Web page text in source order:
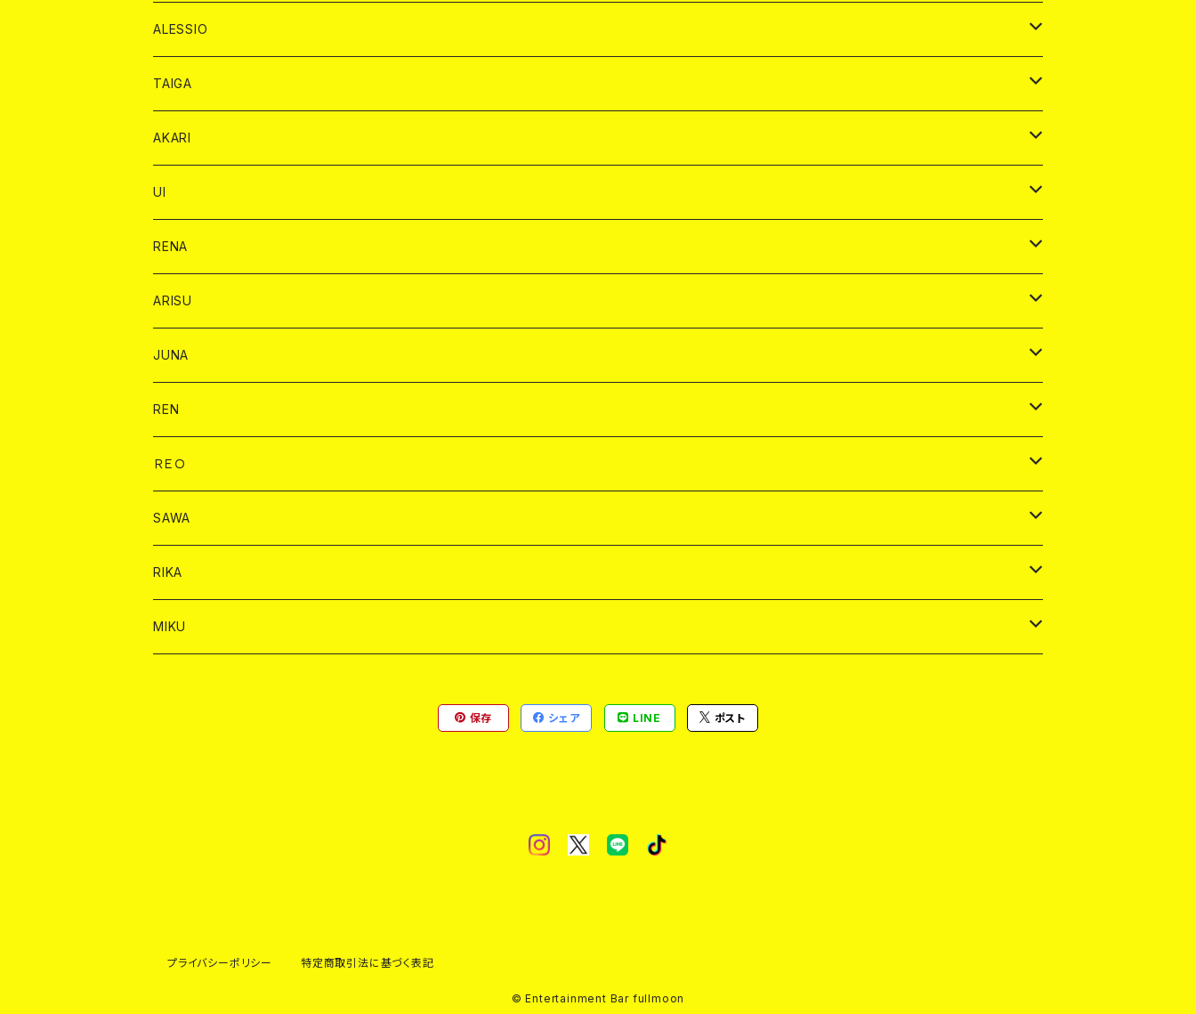
リステル カード
ショット
チェキ １５００円
リステル カード
プレミアム カード
１ドリンク カード
ショット
チェキ カード
チェキ １５００円
ショット
BAIKA
シャンパン
ショット
チェキ
BAIKA
ドリンク
シャンパンカード
ドリンクカード
チップ
チェキ
ALESSIO
ドリンク
シャンパン
1ドリンク
チップ
TAIGA
ドリンク
シャンパン
1ドリンク
チップ
AKARI
ドリンク
1ドリンク
ショット
UI
バイカ
ドリンク
シャンパン
ドリンク
チェキ
RENA
バイカ
ドリンク
ドリンク
ヤードグラス
チェキ
ARISU
バイカ
ドリンク
ドリンク
シャンパン
チェキ
JUNA
バイカ
ドリンク
シャンパン
ヤードグラス
チェキ
REN
バイカ
ドリンク
ショット
シャンパン
チェキ
ＲＥＯ
ドリンク
シャンパン
ショット
バイカ
チェキ
SAWA
ドリンク
シャンパン
バイカ
RIKA
ドリンク
MIKU
保存 シェア LINE ポスト
プライバシーポリシー 特定商取引法に基づく表記
© Entertainment Bar fullmoon